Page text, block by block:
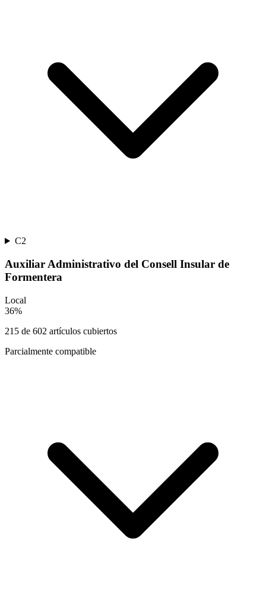
C2
Auxiliar Administrativo del Consell Insular de
Formentera
Local
36%
215 de 602 artículos cubiertos
Parcialmente compatible